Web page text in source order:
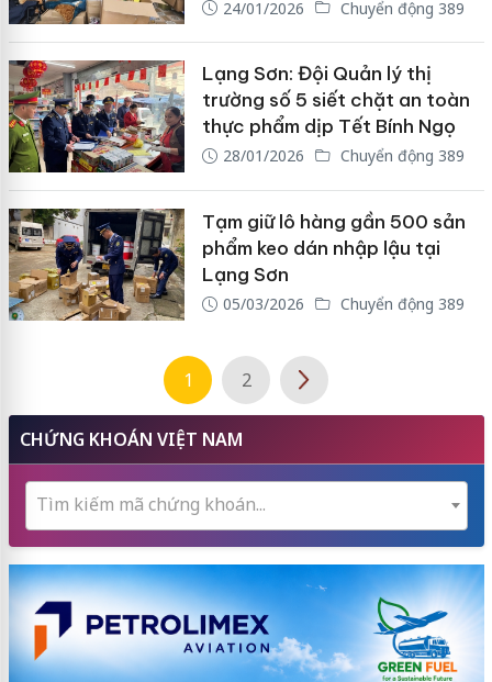
24/01/2026 Chuyển động 389
Lạng Sơn: Đội Quản lý thị
trường số 5 siết chặt an toàn
thực phẩm dịp Tết Bính Ngọ
28/01/2026 Chuyển động 389
Tạm giữ lô hàng gần 500 sản
phẩm keo dán nhập lậu tại
Lạng Sơn
05/03/2026 Chuyển động 389
1 2
CHỨNG KHOÁN VIỆT NAM
Tìm kiếm mã chứng khoán...